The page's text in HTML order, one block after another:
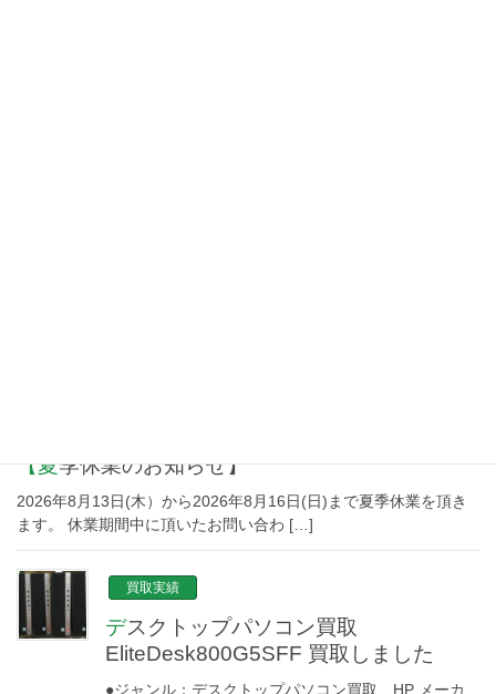
【夏季休業のお知らせ】
2026年8月13日(木）から2026年8月16日(日)まで夏季休業を頂き
ます。 休業期間中に頂いたお問い合わ […]
買取実績
デスクトップパソコン買取
EliteDesk800G5SFF 買取しました
●ジャンル：デスクトップパソコン買取 HP メーカ